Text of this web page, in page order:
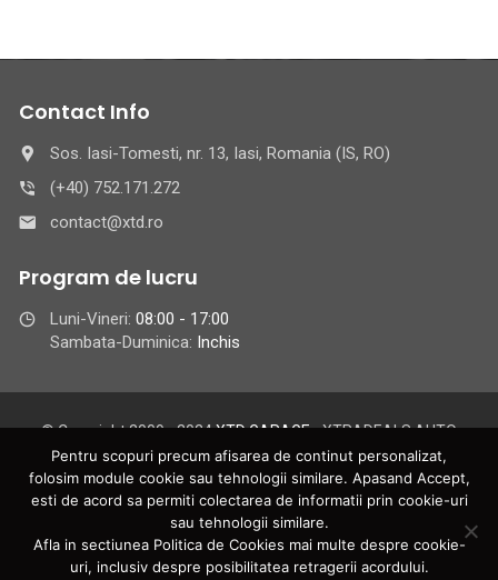
Contact Info
Sos. Iasi-Tomesti, nr. 13, Iasi, Romania (IS, RO)
(+40) 752.171.272
contact@xtd.ro
Program de lucru
Luni-Vineri: 08:00 - 17:00
Sambata-Duminica: Inchis
© Copyright 2009 - 2024XTD GARAGE- XTRADEALS AUTO
GROUP S.R.L.
XTRADEALS AUTO GROUP S.R.L. - Iasi | C.U.I.: 25060148 | Reg.
Com.: J22/265/2009 | Toate drepturile rezervate XTD GARAGE
pentru online BAFO Group Distribution | Pagina web XTD
GARAGE este intretinuta de catreBAFO
Pentru scopuri precum afisarea de continut personalizat,
folosim module cookie sau tehnologii similare. Apasand Accept,
esti de acord sa permiti colectarea de informatii prin cookie-uri
sau tehnologii similare.
Afla in sectiunea Politica de Cookies mai multe despre cookie-
uri, inclusiv despre posibilitatea retragerii acordului.